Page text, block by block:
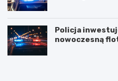
Policja
nowoczesną